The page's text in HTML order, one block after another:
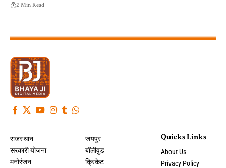
2 Min Read
राजस्थान
सरकारी योजना
मनोरंजन
जयपुर
बॉलीवुड
क्रिकेट
Quicks Links
About Us
Privacy Policy